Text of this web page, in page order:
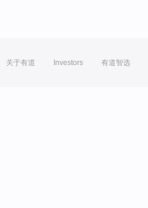
关于有道 Investors 有道智选